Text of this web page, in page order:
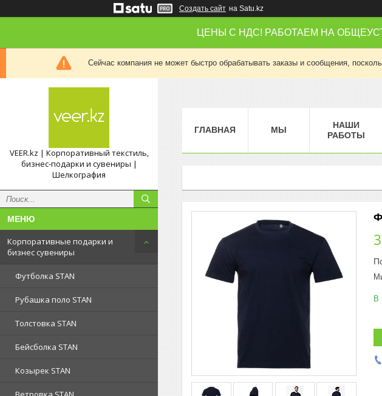
Создать сайт на Satu.kz
ЦЕНЫ С НДС! РАБОТАЕМ НА
Сейчас компания не может быстро обрабатывать заказы и сообщения,
VEER.kz | Корпоративный текстиль,
бизнес-подарки и сувениры |
Шелкография
Корпоративные подарки и
бизнес сувениры
Футболка STAN
Рубашка поло STAN
Толстовка STAN
Бейсболка STAN
Козырек STAN
ГЛАВНАЯ МЫ
НАШИ
РАБОТЫ
В